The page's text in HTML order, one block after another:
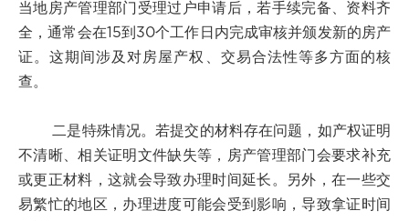
当地房产管理部门受理过户申请后，若手续完备、资料齐
全，通常会在15到30个工作日内完成审核并颁发新的房产
证。这期间涉及对房屋产权、交易合法性等多方面的核
查。
二是特殊情况。若提交的材料存在问题，如产权证明
不清晰、相关证明文件缺失等，房产管理部门会要求补充
或更正材料，这就会导致办理时间延长。另外，在一些交
易繁忙的地区，办理进度可能会受到影响，导致拿证时间